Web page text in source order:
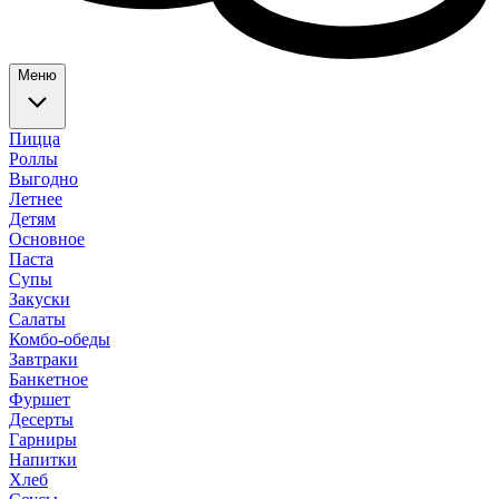
Меню
Пицца
Роллы
Выгодно
Летнее
Детям
Основное
Паста
Супы
Закуски
Салаты
Комбо-обеды
Завтраки
Банкетное
Фуршет
Десерты
Гарниры
Напитки
Хлеб